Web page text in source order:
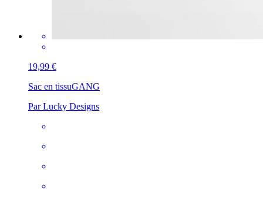
19,99 €
Sac en tissuGANG
Par Lucky Designs